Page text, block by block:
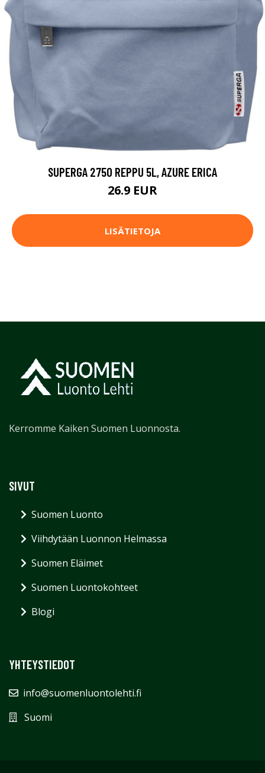
SUPERGA 2750 REPPU 5L, AZURE ERICA
26.9 EUR
LISÄTIETOJA
Kerromme Kaiken Suomen Luonnosta.
SIVUT
Suomen Luonto
Viihdytään Luonnon Helmassa
Suomen Eläimet
Suomen Luontokohteet
Blogi
YHTEYSTIEDOT
info@suomenluontolehti.fi
Suomi